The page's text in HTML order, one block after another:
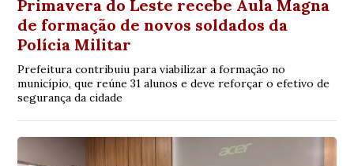
Primavera do Leste recebe Aula Magna
de formação de novos soldados da
Polícia Militar
Prefeitura contribuiu para viabilizar a formação no
município, que reúne 31 alunos e deve reforçar o efetivo de
segurança da cidade